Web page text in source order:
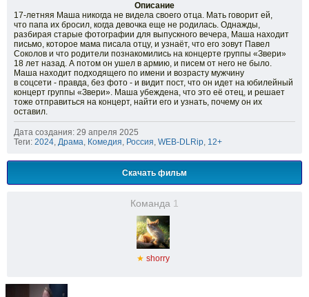
Описание
17-летняя Маша никогда не видела своего отца. Мать говорит ей,
что папа их бросил, когда девочка еще не родилась. Однажды,
разбирая старые фотографии для выпускного вечера, Маша находит
письмо, которое мама писала отцу, и узнаёт, что его зовут Павел
Соколов и что родители познакомились на концерте группы «Звери»
18 лет назад. А потом он ушел в армию, и писем от него не было.
Маша находит подходящего по имени и возрасту мужчину
в соцсети - правда, без фото - и видит пост, что он идет на юбилейный
концерт группы «Звери». Маша убеждена, что это её отец, и решает
тоже отправиться на концерт, найти его и узнать, почему он их
оставил.
Дата создания: 29 апреля 2025
Теги: 2024, Драма, Комедия, Россия, WEB-DLRip, 12+
Скачать фильм
Команда 1
★ shorry